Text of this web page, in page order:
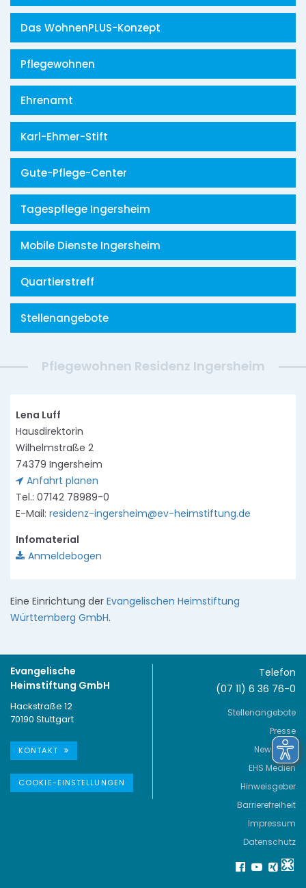
Das WohnenPLUS-Konzept
Pflegewohnen
Ehrenamt
Karl-Ehmer-Stift
Gute-Pflege-Center
Tagespflege Ingersheim
Mobile Dienste Ingersheim
Quartierstreff
Stellenangebote
Pflegewohnen Residenz Ingersheim
Lena Luff
Hausdirektorin
Wilhelmstraße 2
74379 Ingersheim
Anfahrt planen
Tel.: 07142 78989-0
E-Mail: residenz-ingersheim@ev-heimstiftung.de
Infomaterial
Anmeldebogen
Eine Einrichtung der Evangelischen Heimstiftung
Württemberg GmbH.
Evangelische
Heimstiftung GmbH
Hackstraße 12
70190 Stuttgart
KONTAKT
COOKIE-EINSTELLUNGEN
Telefon
(07 11) 6 36 76-0
Stellenangebote
Presse
Newsletter
EHS Medien
Hinweisgeber
Barrierefreiheit
Impressum
Datenschutz